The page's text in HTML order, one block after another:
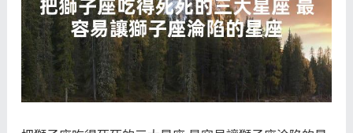
八字命理 八字合婚 運勢測算